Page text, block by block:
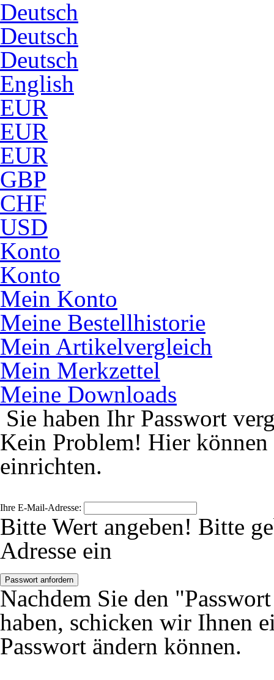
Deutsch
Deutsch
Deutsch
English
EUR
EUR
EUR
GBP
CHF
USD
Konto
Konto
Mein Konto
Meine Bestellhistorie
Mein Artikelvergleich
Mein Merkzettel
Meine Downloads
Sie haben Ihr Passwort
Kein Problem! Hier können
einrichten.
Ihre E-Mail-Adresse:
Bitte Wert angeben! Bitte
Adresse ein
Passwort anfordern
Nachdem Sie den
haben, schicken wir Ihnen
Passwort ändern können.